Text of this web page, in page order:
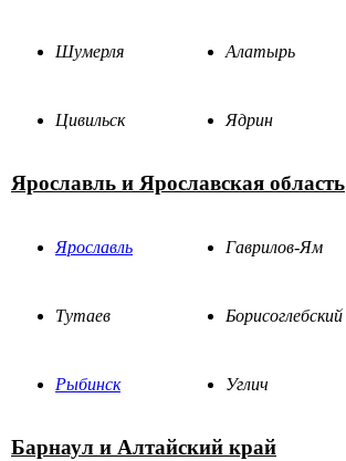
Шумерля Алатырь
Цивильск Ядрин
Ярославль и Ярославская область
Ярославль Гаврилов-Ям
Тутаев Борисоглебский
Рыбинск Углич
Барнаул и Алтайский край